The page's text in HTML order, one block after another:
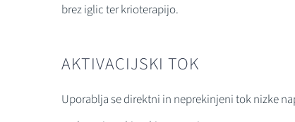
brez iglic ter krioterapijo.
AKTIVACIJSKI TOK
Uporablja se direktni in neprekinjeni tok nizke